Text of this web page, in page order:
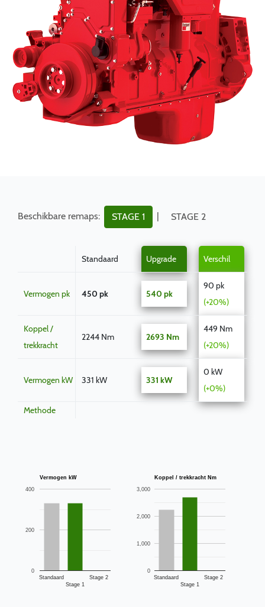
Beschikbare remaps: STAGE 1 | STAGE 2
Standaard Upgrade Verschil
Vermogen pk 450 pk 540 pk
90 pk
(+20%)
Koppel /
trekkracht
2244 Nm 2693 Nm
449 Nm
(+20%)
Vermogen kW 331 kW 331 kW
0 kW
(+0%)
Methode
Vermogen kW
Standaard
Stage 1
Stage 2
0
200
400
Koppel / trekkracht Nm
Standaard
Stage 1
Stage 2
0
1,000
2,000
3,000